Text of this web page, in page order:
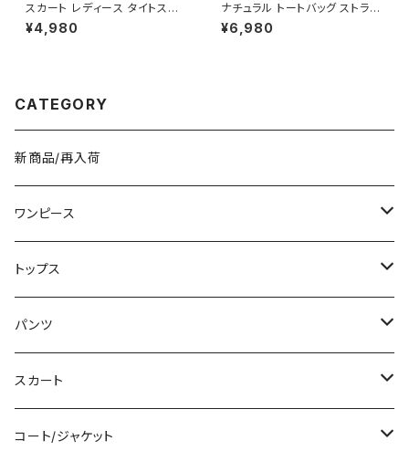
スカート レディース タイトスカ
ート ミディアム ペンシルスカー
ト スリット 白 ホワイト ハイウエ
C-SSS0002
¥4,980
ナチュラル トートバッグ ストライ
プデザイン かごバッグ レディー
ス バック 肩掛け 大容量 軽量
¥6,980
CATEGORY
新商品/再入荷
ワンピース
ミニ/ショート
ミディアム/ミモレ
ロング/マキシ
袖付き
トップス
Tシャツ/カットソー
タンクトップ/キャミソール
シャツ/ブラウス
パンツ
ショート丈
クロップド丈
スカート
ミニ/ショート
コート/ジャケット